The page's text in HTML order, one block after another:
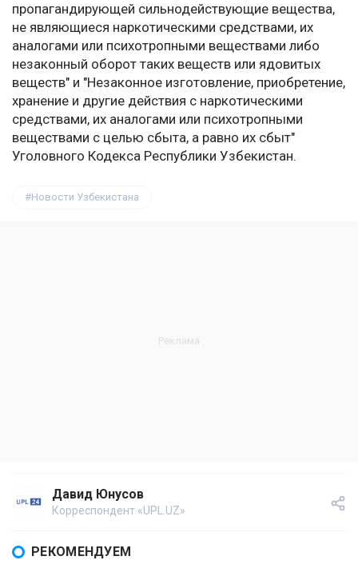
пропагандирующей сильнодействующие вещества,
не являющиеся наркотическими средствами, их
аналогами или психотропными веществами либо
незаконный оборот таких веществ или ядовитых
веществ" и "Незаконное изготовление, приобретение,
хранение и другие действия с наркотическими
средствами, их аналогами или психотропными
веществами с целью сбыта, а равно их сбыт"
Уголовного Кодекса Республики Узбекистан.
Новости Узбекистана
Давид Юнусов
Корреспондент «UPL.UZ»
РЕКОМЕНДУЕМ